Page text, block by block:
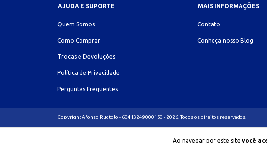
Ao navegar por este site você
AJUDA E SUPORTE
Quem Somos
Como Comprar
Trocas e Devoluções
Política de Privacidade
Perguntas Frequentes
MAIS INFORMAÇÕES
Contato
Conheça nosso Blog
Copyright Afonso Ruotolo - 60413249000150 - 2026. Todos os direitos reservados.